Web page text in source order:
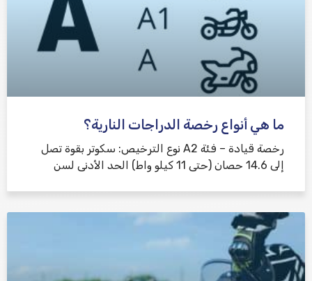
ما هي أنواع رخصة الدراجات النارية؟
رخصة قيادة – فئة A2 نوع الترخيص: سكوتر بقوة تصل
إلى 14.6 حصان (حتى 11 كيلو واط) الحد الأدنى لسن